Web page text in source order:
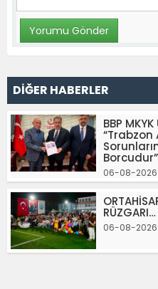
DİĞER HABERLER
BBP
“Trabzon
Borcudur”
06-08-
RÜZGARI…
06-08-